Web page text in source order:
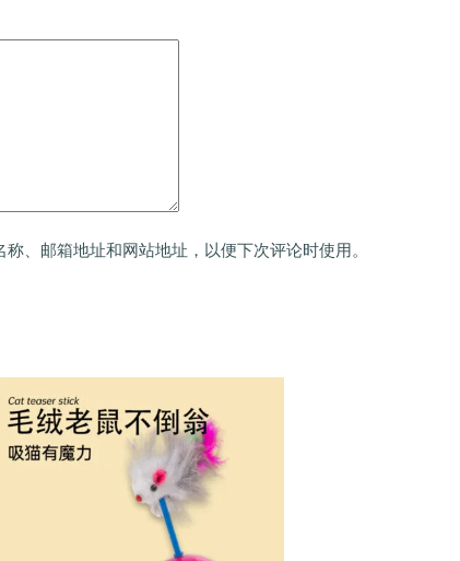
、邮箱地址和网站地址，以便下次评论时使用。